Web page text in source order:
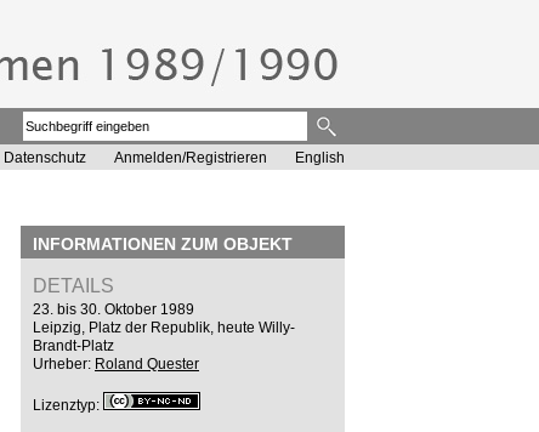
Datenschutz Anmelden/Registrieren English
INFORMATIONEN ZUM OBJEKT
DETAILS
23. bis 30. Oktober 1989
Leipzig, Platz der Republik, heute Willy-
Brandt-Platz
Urheber: Roland Quester
Lizenztyp: